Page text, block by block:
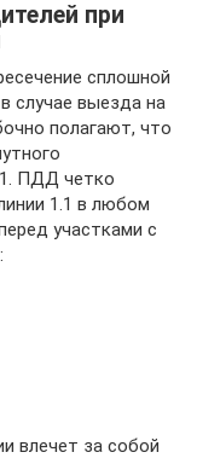
при
сплошной
случае выезда на
полагают, что
ПДД четко
1.1 в любом
участками с
влечет за собой